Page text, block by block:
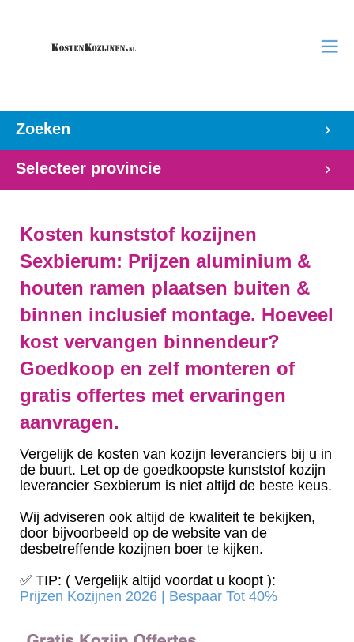
Zoeken
Selecteer provincie
Kosten kunststof kozijnen
Sexbierum: Prijzen aluminium &
houten ramen plaatsen buiten &
binnen inclusief montage. Hoeveel
kost vervangen binnendeur?
Goedkoop en zelf monteren of
gratis offertes met ervaringen
aanvragen.
Vergelijk de kosten van kozijn leveranciers bij u in
de buurt. Let op de goedkoopste kunststof kozijn
leverancier Sexbierum is niet altijd de beste keus.
Wij adviseren ook altijd de kwaliteit te bekijken,
door bijvoorbeeld op de website van de
desbetreffende kozijnen boer te kijken.
✅ TIP: ( Vergelijk altijd voordat u koopt ):
Prijzen Kozijnen 2026 | Bespaar Tot 40%‎